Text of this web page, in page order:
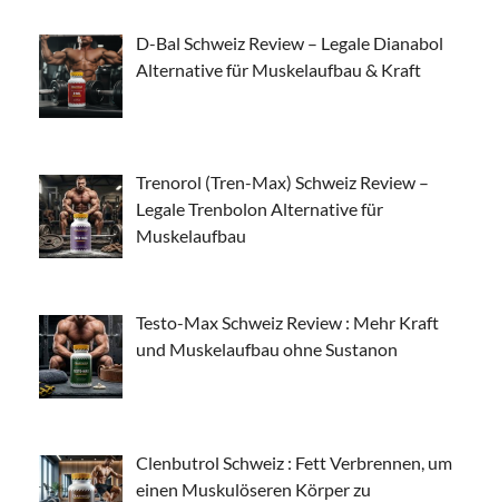
D-Bal Schweiz Review – Legale Dianabol
Alternative für Muskelaufbau & Kraft
Trenorol (Tren-Max) Schweiz Review –
Legale Trenbolon Alternative für
Muskelaufbau
Testo-Max Schweiz Review : Mehr Kraft
und Muskelaufbau ohne Sustanon
Clenbutrol Schweiz : Fett Verbrennen, um
einen Muskulöseren Körper zu